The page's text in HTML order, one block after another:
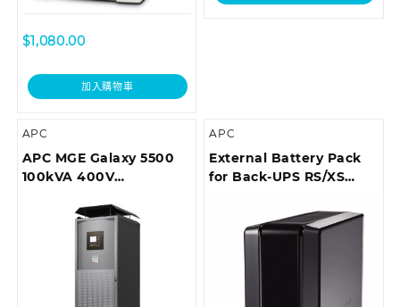
$1,080.00
加入購物車
APC
APC MGE Galaxy 5500
100kVA 400V
APC
External Battery Pack
for Back-UPS RS/XS